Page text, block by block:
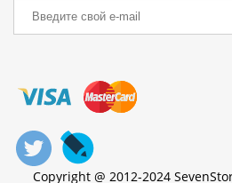
Copyright @ 2012-2024